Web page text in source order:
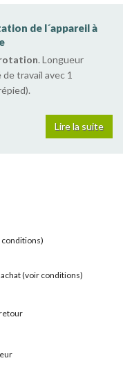
de l´appareil à
. Longueur
travail avec 1
Lire la suite
conditions)
(voir conditions)